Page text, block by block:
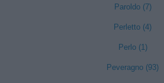
Paroldo (7)
Perletto (4)
Perlo (1)
Peveragno (93)